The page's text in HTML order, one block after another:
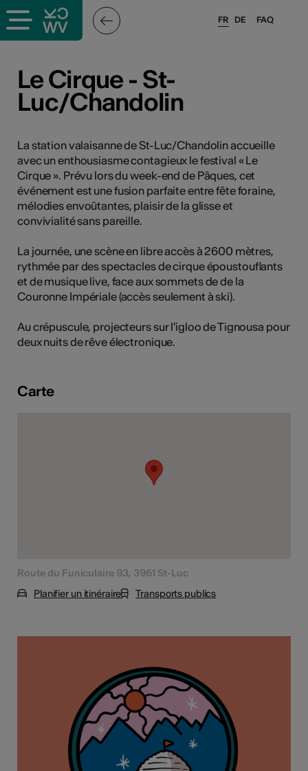
pros
FAQ
FR DE
Le Cirque - St-
Luc/Chandolin
La station valaisanne de St-Luc/Chandolin accueille
avec un enthousiasme contagieux le festival « Le
Cirque ». Prévu lors du week-end de Pâques, cet
événement est une fusion parfaite entre fête foraine,
mélodies envoûtantes, plaisir de la glisse et
convivialité sans pareille.
La journée, une scène en libre accès à 2600 mètres,
rythmée par des spectacles de cirque époustouflants
et de musique live, face aux sommets de de la
Couronne Impériale (accès seulement à ski).
Au crépuscule, projecteurs sur l'igloo de Tignousa pour
deux nuits de rêve électronique.
Carte
Route du Funiculaire 93, 3961 St-Luc
Planifier un itinéraire
Transports publics